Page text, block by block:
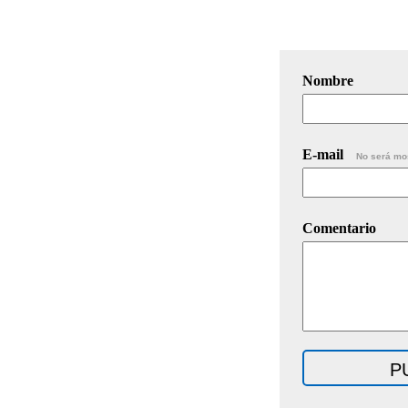
Nombre
E-mail No será
Comentario